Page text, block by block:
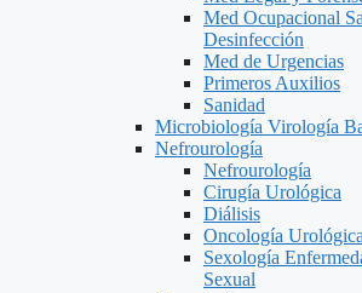
Med Ocupacional
Desinfección
Med de Urgencias
Primeros Auxilios
Sanidad
Microbiología Virología
Nefrourología
Nefrourología
Cirugía Urológica
Diálisis
Oncología Urológica
Sexología
Sexual